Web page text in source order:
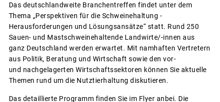
Das deutschlandweite Branchentreffen findet unter dem
Thema „Perspektiven für die Schweinehaltung -
Herausforderungen und Lösungsansätze“ statt. Rund 250
Sauen- und Mastschweinehaltende Landwirte/-innen aus
ganz Deutschland werden erwartet. Mit namhaften Vertretern
aus Politik, Beratung und Wirtschaft sowie den vor-
und nachgelagerten Wirtschaftssektoren können Sie aktuelle
Themen rund um die Nutztierhaltung diskutieren.
Das detaillierte Programm finden Sie im Flyer anbei. Die